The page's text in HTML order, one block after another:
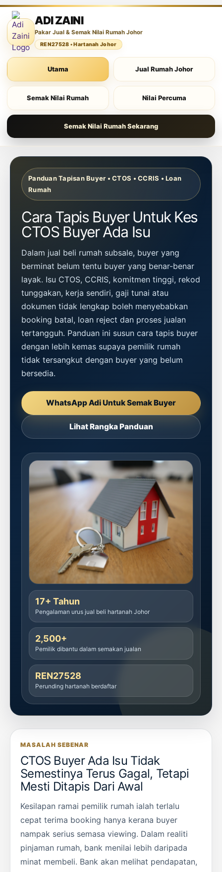
ADI ZAINI
Pakar Jual & Semak Nilai Rumah Johor
REN27528 • Hartanah Johor
Utama Jual Rumah Johor
Semak Nilai Rumah Nilai Percuma
Semak Nilai Rumah Sekarang
Panduan Tapisan Buyer • CTOS • CCRIS • Loan
Rumah
Cara Tapis Buyer Untuk Kes
CTOS Buyer Ada Isu
Dalam jual beli rumah subsale, buyer yang
berminat belum tentu buyer yang benar-benar
layak. Isu CTOS, CCRIS, komitmen tinggi, rekod
tunggakan, kerja sendiri, gaji tunai atau
dokumen tidak lengkap boleh menyebabkan
booking batal, loan reject dan proses jualan
tertangguh. Panduan ini susun cara tapis buyer
dengan lebih kemas supaya pemilik rumah
tidak tersangkut dengan buyer yang belum
bersedia.
WhatsApp Adi Untuk Semak Buyer
Lihat Rangka Panduan
17+ Tahun
Pengalaman urus jual beli hartanah Johor
2,500+
Pemilik dibantu dalam semakan jualan
REN27528
Perunding hartanah berdaftar
MASALAH SEBENAR
CTOS Buyer Ada Isu Tidak
Semestinya Terus Gagal, Tetapi
Mesti Ditapis Dari Awal
Kesilapan ramai pemilik rumah ialah terlalu
cepat terima booking hanya kerana buyer
nampak serius semasa viewing. Dalam realiti
pinjaman rumah, bank menilai lebih daripada
minat membeli. Bank akan melihat pendapatan,